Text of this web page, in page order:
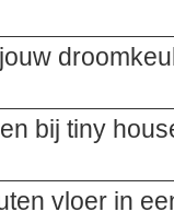
bij tiny
vloer in